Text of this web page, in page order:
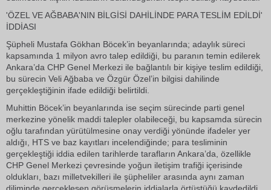
'ÖZEL VE AĞBABA'NIN BİLGİSİ DAHİLİNDE PARA TESLİM EDİLDİ'
İDDİASI
Şüpheli Mustafa Gökhan Böcek’in beyanlarında; adaylık süreci
kapsamında 1 milyon avro talep edildiği, bu paranın temin edilerek
Ankara’da CHP Genel Merkezi ile bağlantılı bir kişiye teslim edildiği,
bu sürecin Veli Ağbaba ve Özgür Özel’in bilgisi dahilinde
gerçekleştiğinin ifade edildiği belirtildi.
Muhittin Böcek’in beyanlarında ise seçim sürecinde parti genel
merkezine yönelik maddi talepler olabileceği, bu kapsamda sürecin
oğlu tarafından yürütülmesine onay verdiği yönünde ifadeler yer
aldığı, HTS ve baz kayıtları incelendiğinde; para tesliminin
gerçekleştiği iddia edilen tarihlerde tarafların Ankara’da, özellikle
CHP Genel Merkezi çevresinde yoğun iletişim trafiği içerisinde
oldukları, bazı milletvekilleri ile şüpheliler arasında aynı zaman